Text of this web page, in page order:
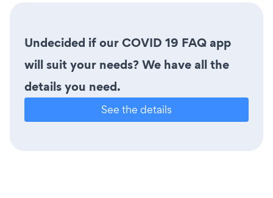
Undecided if our COVID 19 FAQ app
will suit your needs? We have all the
details you need.
See the details